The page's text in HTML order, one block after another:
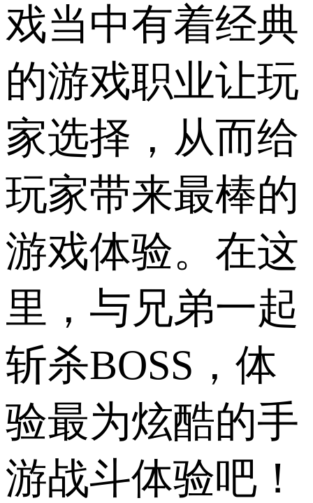
戏当中有着经典
的游戏职业让玩
家选择，从而给
玩家带来最棒的
游戏体验。在这
里，与兄弟一起
斩杀BOSS，体
验最为炫酷的手
游战斗体验吧！